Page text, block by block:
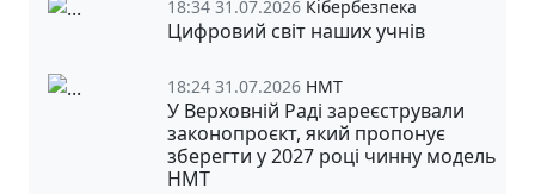
18:34 31.07.2026 Кібербезпека
Цифровий світ наших учнів
18:24 31.07.2026 НМТ
У Верховній Раді зареєстрували
законопроєкт, який пропонує
зберегти у 2027 році чинну модель
НМТ